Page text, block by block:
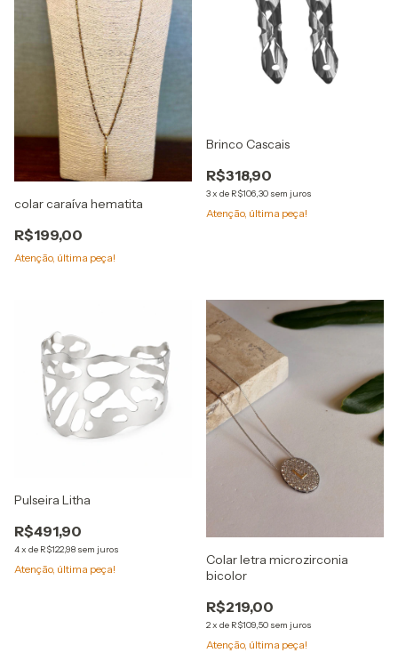
colar caraíva hematita
R$199,00
Atenção, última peça!
Brinco Cascais
R$318,90
3x de R$106,30 sem juros
Atenção, última peça!
Pulseira Litha
R$491,90
4x de R$122,98 sem juros
Atenção, última peça!
Colar letra microzirconia
bicolor
R$219,00
2x de R$109,50 sem juros
Atenção, última peça!